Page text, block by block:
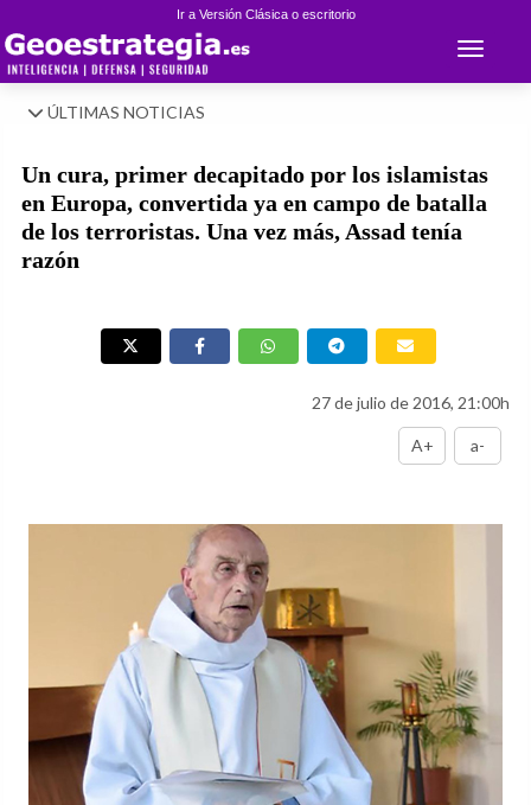
Ir a Versión Clásica o escritorio
Toggle
ÚLTIMAS NOTICIAS
Un cura, primer decapitado por los islamistas
en Europa, convertida ya en campo de batalla
de los terroristas. Una vez más, Assad tenía
razón
27 de julio de 2016, 21:00h
A+ a-